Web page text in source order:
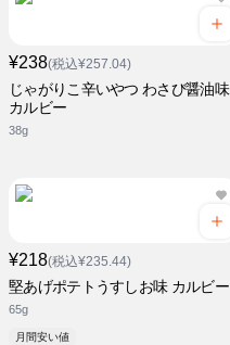
¥238(税込¥257.04)
じゃがりこ辛いやつ わさび醤油味
カルビー
38g
¥218(税込¥235.44)
堅あげポテトうすしお味 カルビー
65g
月間安い値